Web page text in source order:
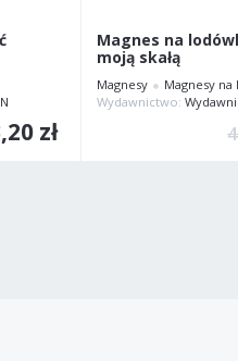
zł
Magnes na
moją skałą
Magnesy
Magnesy
Wydawnictwo: